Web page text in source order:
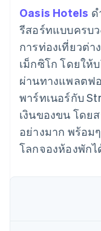
Boost
ยกระดับการ
ยอมรับการ
ชำระเงิน
Link
การชำระเงินที่
รวดเร็วขึ้น
ต
บริ
แว
เก
กา
ปร
สื่อ
ภา
ธุ
อ
รอ
จัด
บ
แ
กา
ตัว
บล็
กา
เ
ต
ห้อ
กา
ติด
สมั
Oasis Hotels ด
รีสอร์ทแบบครบ
การท่องเที่ยวต่า
เม็กซิโก โดยให้
ผ่านทางแพลตฟ
พาร์ทเนอร์กับ
เงินของขน โดย
อย่างมาก พร้อม
โลกจองห้องพัก